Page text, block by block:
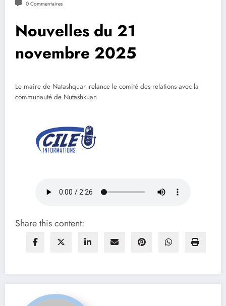
0 Commentaires
Nouvelles du 21
novembre 2025
Le maire de Natashquan relance le comité des relations avec la
communauté de Nutashkuan
Share this content: